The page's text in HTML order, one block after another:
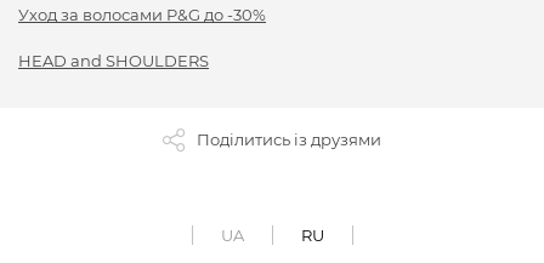
Уход за волосами P&G до -30%
HEAD and SHOULDERS
Поділитись із друзями
UA RU